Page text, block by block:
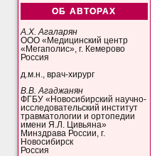
ОБ АВТОРАХ
А.Х. Агаларян
ООО «Медицинский центр
«Мегаполис», г. Кемерово
Россия
д.м.н., врач-хирург
В.В. Агаджанян
ФГБУ «Новосибирский научно-
исследовательский институт
травматологии и ортопедии
имени Я.Л. Цивьяна»
Минздрава России, г.
Новосибирск
Россия